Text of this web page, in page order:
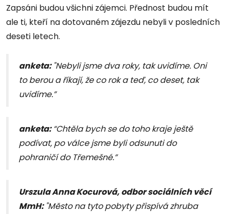
Zapsáni budou všichni zájemci. Přednost budou mít
ale ti, kteří na dotovaném zájezdu nebyli v posledních
deseti letech.
anketa: "Nebyli jsme dva roky, tak uvidíme. Oni
to berou a říkají, že co rok a teď, co deset, tak
uvidíme.”
anketa:“Chtěla bych se do toho kraje ještě
podívat, po válce jsme byli odsunuti do
pohraničí do Třemešné.”
Urszula Anna Kocurová, odbor sociálních věcí
MmH: "Město na tyto pobyty přispívá zhruba